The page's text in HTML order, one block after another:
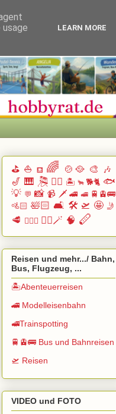
⛳ ⛵ ⛾ 🌈 🍲🥘 🎨 🎶
🎷 🎹 🎘 🏄🏽 🏝️ 🐂 🐕🐈 🐟
💡 💬 📸 📹 🗡️ 🚄 🚅 🚆🚊🚌
🚵🏻 🛀🏻 🛋️ 🛠️ 🛫 🤩 🤳
🥩 🧗🏻‍♀️ 🧙‍♂️🪄 🧠 🪈
Reisen und mehr.../ Bahn,
Bus, Flugzeug, ...
🏝️Abenteuerreisen
🚄 Modelleisenbahn
🚅Trainspotting
🚆🚊🚌 Bus und Bahnreisen
🛫 Reisen
VIDEO und FOTO
LEARN MORE